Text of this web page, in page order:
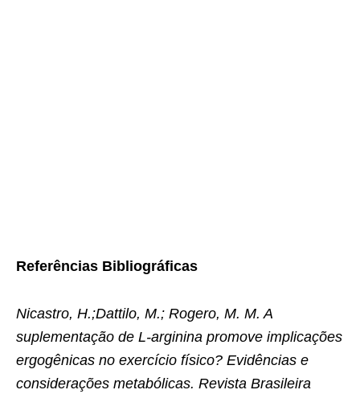
Referências Bibliográficas
Nicastro, H.;Dattilo, M.; Rogero, M. M. A
suplementação de L-arginina promove implicações
ergogênicas no exercício físico? Evidências e
considerações metabólicas. Revista Brasileira